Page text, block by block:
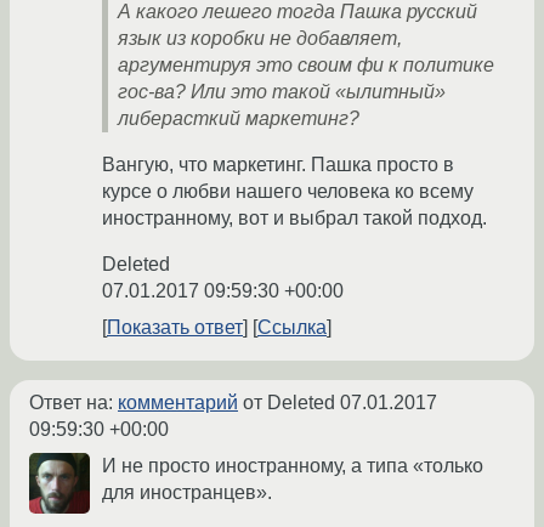
А какого лешего тогда Пашка русский
язык из коробки не добавляет,
аргументируя это своим фи к политике
гос-ва? Или это такой «ылитный»
либерасткий маркетинг?
Вангую, что маркетинг. Пашка просто в
курсе о любви нашего человека ко всему
иностранному, вот и выбрал такой подход.
Deleted
07.01.2017 09:59:30 +00:00
Показать ответ
Ссылка
Ответ на: комментарий от Deleted 07.01.2017
09:59:30 +00:00
И не просто иностранному, а типа «только
для иностранцев».